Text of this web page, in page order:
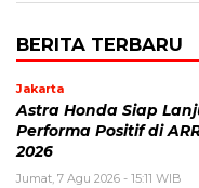
BERITA TERBARU
Jakarta
Astra Honda Siap
Performa Positif di
2026
Jumat, 7 Agu 2026 - 15:11 WIB